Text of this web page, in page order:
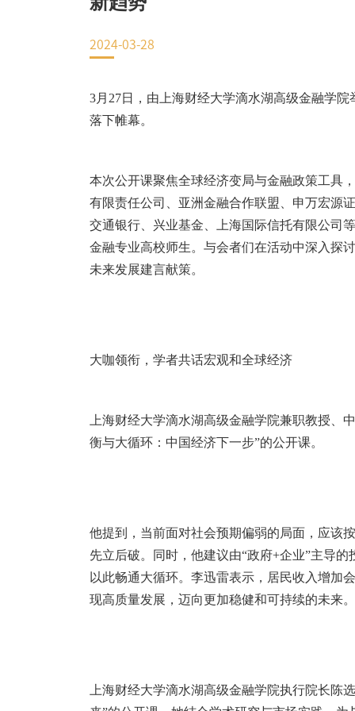
地址：上海市浦东新区海基六路99号创新魔坊三期2号楼
总机：021-38221153
dafi@sufe.edu.cn
2024-03-28
3月 27日，由上海财经大学滴水湖高级金融学
落下帷幕。
本次公开课聚焦全球经济变局与金融政策工具
有限责任公司、亚洲金融合作联盟、申万宏源
交通银行、兴业基金、上海国际信托有限公司
金融专业高校师生。与会者们在活动中深入探
未来发展建言献策。
大咖领衔，学者共话宏观和全球经济
上海财经大学滴水湖高级金融学院兼职教授、
衡与大循环：中国经济下一步”的公开课。
他提到，当前面对社会预期偏弱的局面，应该
先立后破。同时，他建议由“政府+企业”主导的
以此畅通大循环。李迅雷表示，居民收入增加
现高质量发展，迈向更加稳健和可持续的未来。
上海财经大学滴水湖高级金融学院执行院长陈